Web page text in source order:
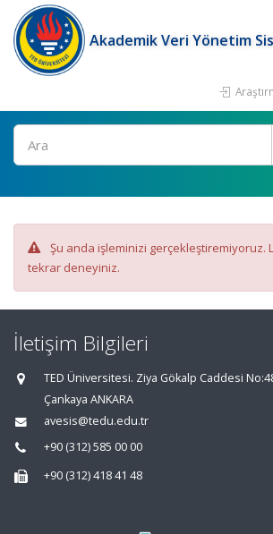
Akademik Veri Yönetim
Ara
Şu anda işleminizi gerçekleştiremiyoruz.
tekrar deneyiniz.
İletişim Bilgileri
TED Üniversitesi. Ziya Gökalp Caddesi
Çankaya ANKARA
avesis@tedu.edu.tr
+90 (312) 585 00 00
+90 (312) 418 41 48